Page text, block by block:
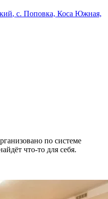
, с. Поповка, Коса Южная,
по системе
что-то для себя.